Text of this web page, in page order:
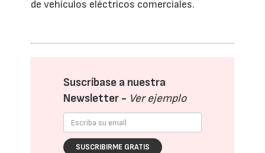
de vehículos eléctricos comerciales.
Suscríbase a nuestra
Newsletter - Ver ejemplo
SUSCRIBIRME GRATIS